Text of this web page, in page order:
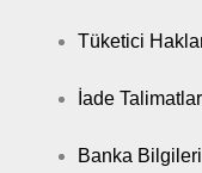
Tüketici
İade
Banka Bilgileri